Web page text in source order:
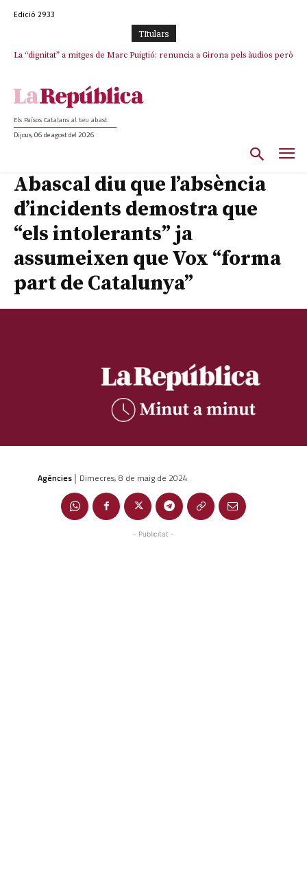
Edició 2933
TItulars
La “dignitat” a mitges de Marc Puigtió: renuncia a Girona pels àudios però
Junts exigeix que Catalunya quedi “fora” del repartiment dels menors
Els Països Catalans al teu abast
Dijous, 06 de agost del 2026
Abascal diu que l’absència
d’incidents demostra que
“els intolerants” ja
assumeixen que Vox “forma
part de Catalunya”
Agències | Dimecres, 8 de maig de 2024
- Publicitat -